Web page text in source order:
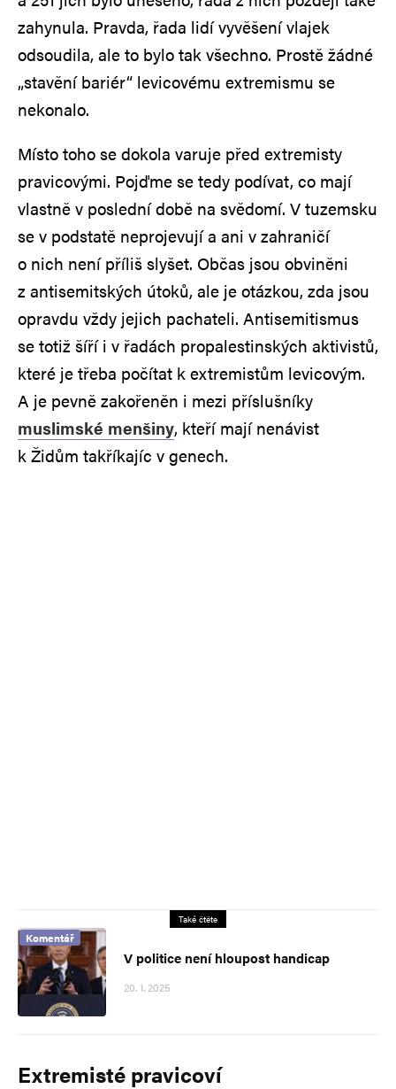
zahynula. Pravda, řada lidí vyvěšení vlajek
odsoudila, ale to bylo tak všechno. Prostě žádné
„stavění bariér“ levicovému extremismu se
nekonalo.
Místo toho se dokola varuje před extremisty
pravicovými. Pojďme se tedy podívat, co mají
vlastně v poslední době na svědomí. V tuzemsku
se v podstatě neprojevují a ani v zahraničí
o nich není příliš slyšet. Občas jsou obviněni
z antisemitských útoků, ale je otázkou, zda jsou
opravdu vždy jejich pachateli. Antisemitismus
se totiž šíří i v řadách propalestinských aktivistů,
které je třeba počítat k extremistům levicovým.
A je pevně zakořeněn i mezi příslušníky
muslimské menšiny, kteří mají nenávist
k Židům takříkajíc v genech.
Také čtěte
Komentář
V politice není hloupost handicap
20. 1. 2025
Extremisté pravicoví